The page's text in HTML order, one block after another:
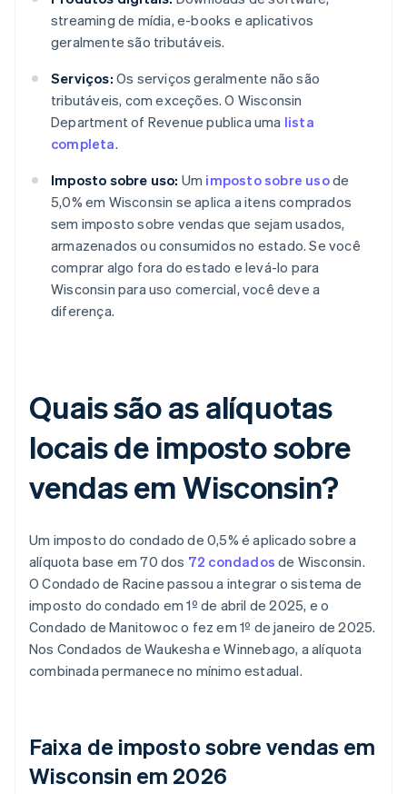
streaming de mídia, e-books e aplicativos
geralmente são tributáveis.
Serviços: Os serviços geralmente não são
tributáveis, com exceções. O Wisconsin
Department of Revenue publica uma lista
completa.
Imposto sobre uso: Um imposto sobre usode
5,0% em Wisconsin se aplica a itens comprados
sem imposto sobre vendas que sejam usados,
armazenados ou consumidos no estado. Se você
comprar algo fora do estado e levá-lo para
Wisconsin para uso comercial, você deve a
diferença.
Quais são as alíquotas
locais de imposto sobre
vendas em Wisconsin?
Um imposto do condado de 0,5% é aplicado sobre a
alíquota base em 70 dos 72 condados de Wisconsin.
O Condado de Racine passou a integrar o sistema de
imposto do condado em 1º de abril de 2025, e o
Condado de Manitowoc o fez em 1º de janeiro de 2025.
Nos Condados de Waukesha e Winnebago, a alíquota
combinada permanece no mínimo estadual.
Faixa de imposto sobre vendas em
Wisconsin em 2026